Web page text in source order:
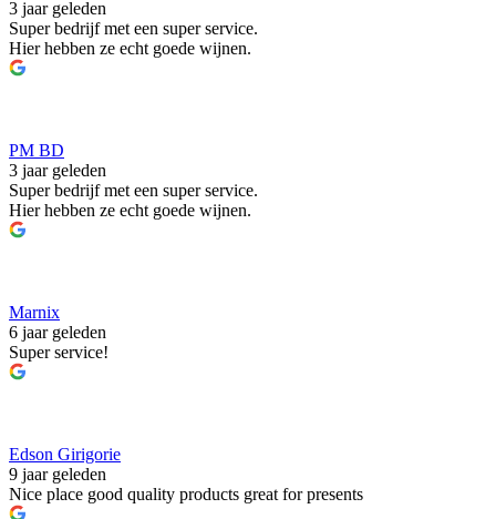
3 jaar geleden
Super bedrijf met een super service.
Hier hebben ze echt goede wijnen.
PM BD
3 jaar geleden
Super bedrijf met een super service.
Hier hebben ze echt goede wijnen.
Marnix
6 jaar geleden
Super service!
Edson Girigorie
9 jaar geleden
Nice place good quality products great for presents